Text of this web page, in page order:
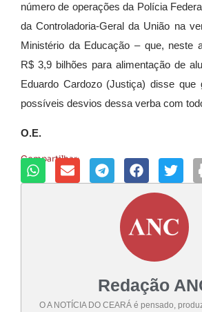
número de operações da Polícia
da Controladoria-Geral da União na
Ministério da Educação – que, neste
R$ 3,9 bilhões para alimentação de
Eduardo Cardozo (Justiça) disse que
possíveis desvios dessa verba com
O.E.
Compartilhar:
Redação
O A NOTÍCIA DO CEARÁ é pensado,